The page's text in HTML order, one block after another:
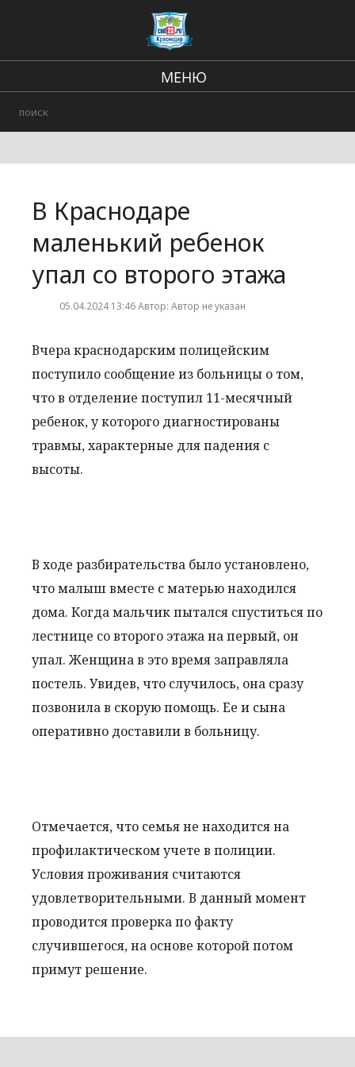
МЕНЮ
Городские события
В Краснодаре
маленький ребенок
упал со второго этажа
05.04.2024 13:46 Автор: Автор не указан
Вчера краснодарским полицейским
поступило сообщение из больницы о том,
что в отделение поступил 11-месячный
ребенок, у которого диагностированы
травмы, характерные для падения с
высоты.
В ходе разбирательства было установлено,
что малыш вместе с матерью находился
дома. Когда мальчик пытался спуститься по
лестнице со второго этажа на первый, он
упал. Женщина в это время заправляла
постель. Увидев, что случилось, она сразу
позвонила в скорую помощь. Ее и сына
оперативно доставили в больницу.
Отмечается, что семья не находится на
профилактическом учете в полиции.
Условия проживания считаются
удовлетворительными. В данный момент
проводится проверка по факту
случившегося, на основе которой потом
примут решение.